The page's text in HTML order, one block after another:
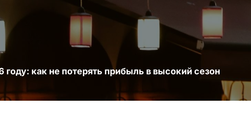
году: как не потерять прибыль в высокий сезон